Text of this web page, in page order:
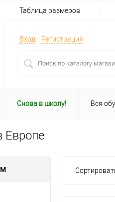
Таблица размеров
Вход Регистрация
Снова в школу! Вся
Европе